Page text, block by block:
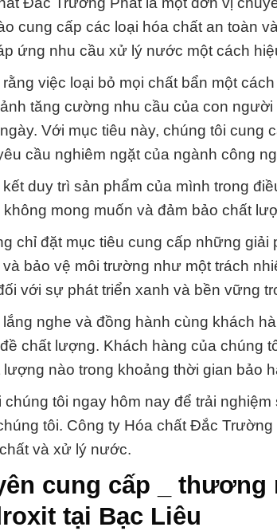
cung cấp các loại hóa chất an toàn
ứng nhu cầu xử lý nước một cách
việc loại bỏ mọi chất bẩn một
tăng cường nhu cầu của con
Với mục tiêu này, chúng tôi cung
cầu nghiêm ngặt của ngành công
duy trì sản phẩm của mình trong
không mong muốn và đảm bảo chất
chỉ đặt mục tiêu cung cấp những
bảo vệ môi trường như một trách
với sự phát triển xanh và bền vững
nghe và đồng hành cùng khách
chất lượng. Khách hàng của chúng
lượng nào trong khoảng thời gian bảo
chúng tôi ngay hôm nay để trải
tôi. Công ty Hóa chất Đắc
và xử lý nước.
cung cấp _ thương
tại Bạc Liêu